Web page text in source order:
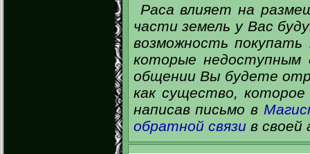
Раса влияет на
части земель у Вас
возможность
которые недоступным
общении Вы будете
как существо,
написав письмо в
обратной связив своей